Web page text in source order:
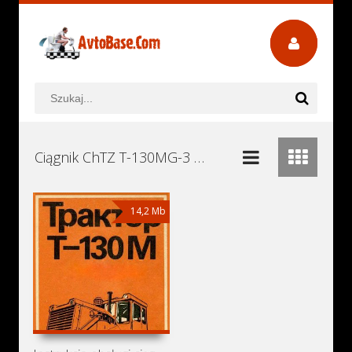
Ciągnik ChTZ T-130MG-3 Instrukcje Obsługi, Książki Serwisowe i Naprawy Download - Pobierz za Darmo
14,2 Mb